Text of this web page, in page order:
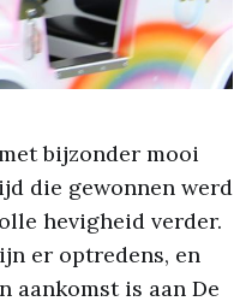
bijzonder mooi
die gewonnen werd
hevigheid verder.
er optredens, en
is aan De